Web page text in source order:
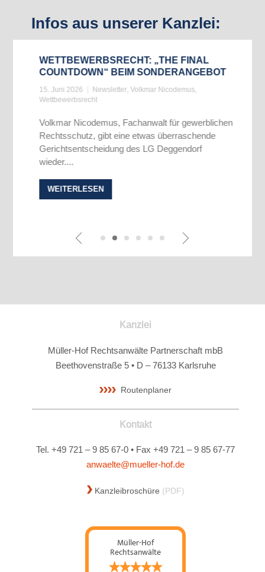
Infos aus unserer Kanzlei:
WETTBEWERBSRECHT: „THE FINAL
COUNTDOWN“ BEIM SONDERANGEBOT
15. Juni 2026 Newsletter,Volkmar Nicodemus,
Wettbewerbsrecht
Volkmar Nicodemus, Fachanwalt für gewerblichen
Rechtsschutz, gibt eine etwas überraschende
Gerichtsentscheidung des LG Deggendorf
wieder....
WEITERLESEN
Kanzlei
Müller-Hof Rechtsanwälte Partnerschaft mbB
Beethovenstraße 5 • D – 76133 Karlsruhe
Routenplaner
Kontakt
Tel. +49 721 – 9 85 67-0 • Fax +49 721 – 9 85 67-77
anwaelte@mueller-hof.de
Kanzleibroschüre (PDF)
Müller-Hof
Rechtsanwälte
Partnerschaft mbB